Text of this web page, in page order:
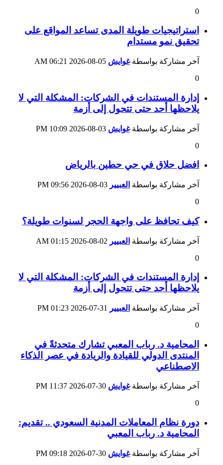
0
استراتيجيات طويلة المدى تساعد المواقع على
تحقيق نمو مستدام
آخر مشاركة بواسطةغوايش
06:21 AM
0
إدارة المستندات في الشركات: المشكلة التي لا
يلاحظها أحد حتى تتحول إلى أزمة
آخر مشاركة بواسطةغوايش
10:09 PM
0
افضل حلاق في حي حطين بالرياض
آخر مشاركة بواسطة العبيير
09:56 PM
0
كيف تحافظ على واجهة الحجر لسنوات طويلة؟
آخر مشاركة بواسطة العبيير
01:15 AM
0
إدارة المستندات في الشركات: المشكلة التي لا
يلاحظها أحد حتى تتحول إلى أزمة
آخر مشاركة بواسطة العبيير
01:23 PM
0
المحامية د. رباب المعبي تشارك متحدثةً في
المنتدى الدولي للقيادة والريادة في عصر الذكاء
الاصطناعي
آخر مشاركة بواسطةغوايش
11:37 PM
0
دورة نظام المعاملات المدنية السعودي .. تقديم:
المحامية د. رباب المعبي
آخر مشاركة بواسطةغوايش
09:18 PM